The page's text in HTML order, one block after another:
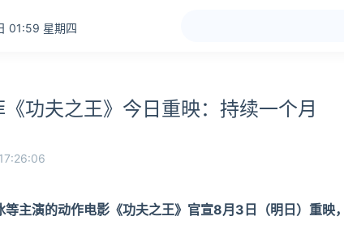
01:59 星期四
功夫之王》今日重映：持续一个月
主演的动作电影《功夫之王》官宣8月3日（明日）重映